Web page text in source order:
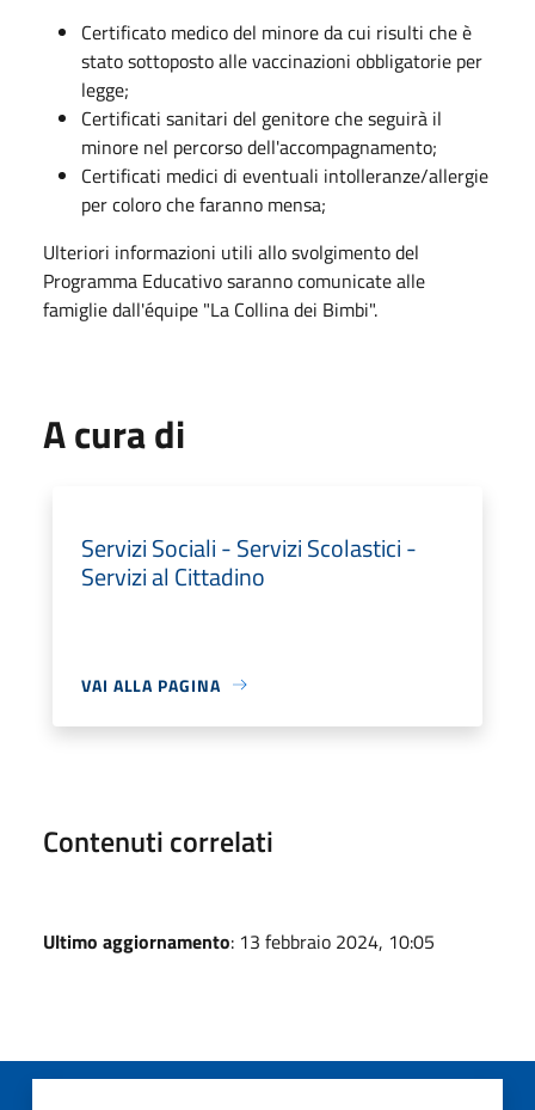
Certificato medico del minore da cui risulti che è
stato sottoposto alle vaccinazioni obbligatorie per
legge;
Certificati sanitari del genitore che seguirà il
minore nel percorso dell'accompagnamento;
Certificati medici di eventuali intolleranze/allergie
per coloro che faranno mensa;
Ulteriori informazioni utili allo svolgimento del
Programma Educativo saranno comunicate alle
famiglie dall'équipe "La Collina dei Bimbi".
A cura di
Servizi Sociali - Servizi Scolastici -
Servizi al Cittadino
VAI ALLA PAGINA
Contenuti correlati
Ultimo aggiornamento: 13 febbraio 2024, 10:05